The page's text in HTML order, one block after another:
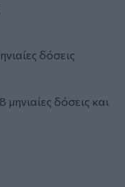
δόσεις
δόσεις και